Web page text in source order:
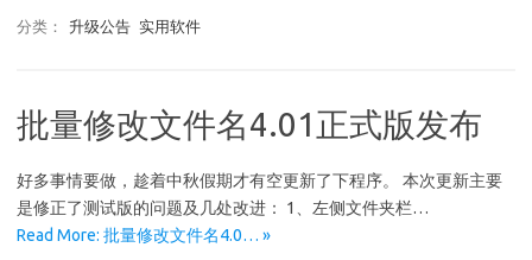
分类： 升级公告 实用软件
批量修改文件名4.01正式版发布
好多事情要做，趁着中秋假期才有空更新了下程序。 本次更新主要
是修正了测试版的问题及几处改进： 1、左侧文件夹栏…
Read More: 批量修改文件名4.0… »